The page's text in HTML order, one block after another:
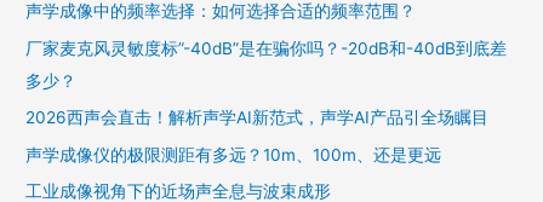
声学成像中的频率选择：如何选择合适的频率范围？
厂家麦克风灵敏度标”-40dB”是在骗你吗？-20dB和-40dB到底差
多少？
2026西声会直击！解析声学AI新范式，声学AI产品引全场瞩目
声学成像仪的极限测距有多远？10m、100m、还是更远
工业成像视角下的近场声全息与波束成形